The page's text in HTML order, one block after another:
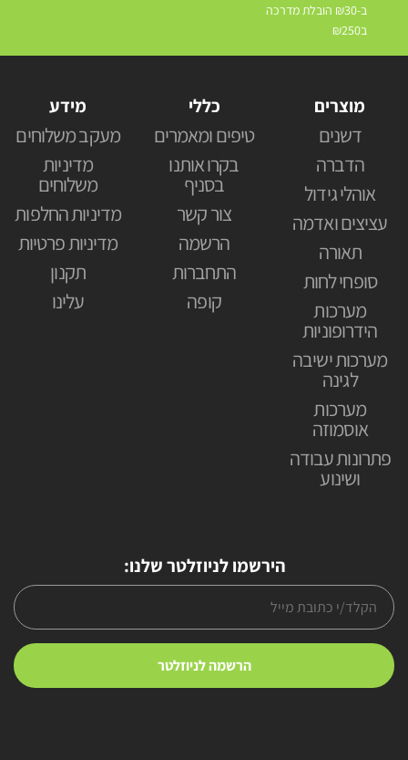
ב-₪30 הובלת מדרכה
ב₪250
מוצרים
דשנים
הדברה
אוהלי גידול
עציצים ואדמה
תאורה
סופחי לחות
מערכות
הידרופוניות
מערכות ישיבה
לגינה
מערכות
אוסמוזה
פתרונות עבודה
ושינוע
כללי
טיפים ומאמרים
בקרו אותנו
בסניף
צור קשר
הרשמה
התחברות
קופה
מידע
מעקב משלוחים
מדיניות
משלוחים
מדיניות החלפות
מדיניות פרטיות
תקנון
עלינו
הירשמו לניוזלטר שלנו: